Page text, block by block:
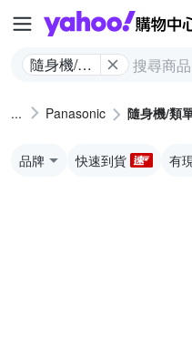
隨身機/類
Panasonic 隨身機/類
品牌 快速到貨 有